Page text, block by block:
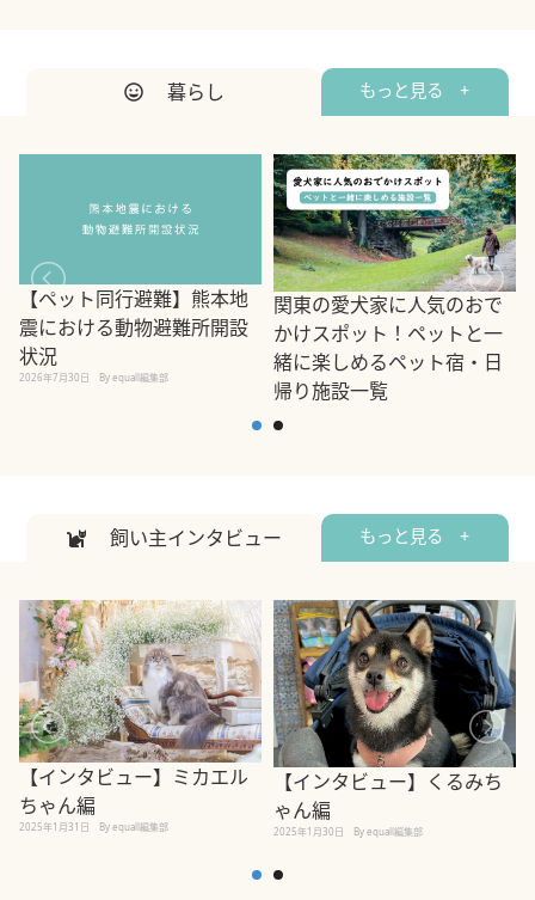
暮らし もっと見る +
【ペット同行避難】熊本地
震における動物避難所開設
状況
2026年7月30日 By equall編集部
関東の愛犬家に人気のおで
かけスポット！ペットと一
緒に楽しめるペット宿・日
帰り施設一覧
飼い主インタビュー もっと見る +
【インタビュー】ミカエル
ちゃん編
2025年1月31日 By equall編集部
【インタビュー】くるみち
ゃん編
2025年1月30日 By equall編集部